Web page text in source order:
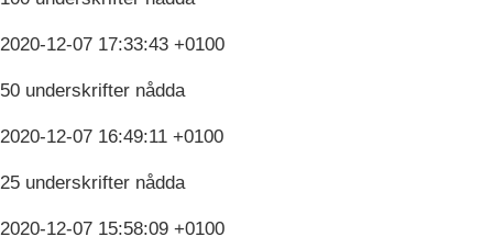
2020-12-07 17:33:43 +0100
50 underskrifter nådda
2020-12-07 16:49:11 +0100
25 underskrifter nådda
2020-12-07 15:58:09 +0100